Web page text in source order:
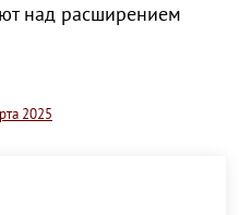
над расширением
2025